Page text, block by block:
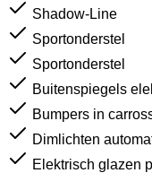
Shadow-Line
Sportonderstel
Sportonderstel
Buitenspiegels
Bumpers in
Dimlichten
Elektrisch glazen